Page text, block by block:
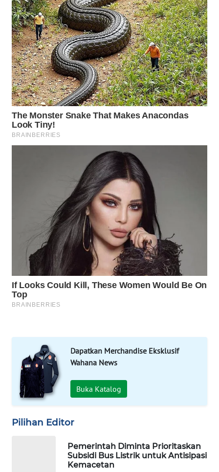
Dapatkan Merchandise Eksklusif
Wahana News
Buka Katalog
Pilihan Editor
Pemerintah Diminta Prioritaskan
Subsidi Bus Listrik untuk Antisipasi
Kemacetan
WAHANANEWS
NET
WAHANA
SPORT
WAHANA
UMKM
WAHANA
SELEB
HEALTH
WAHANA
DESA
WISATA
LAPAK
Wahana
KONSUMEN
LISTRIK
KELISTRIKAN